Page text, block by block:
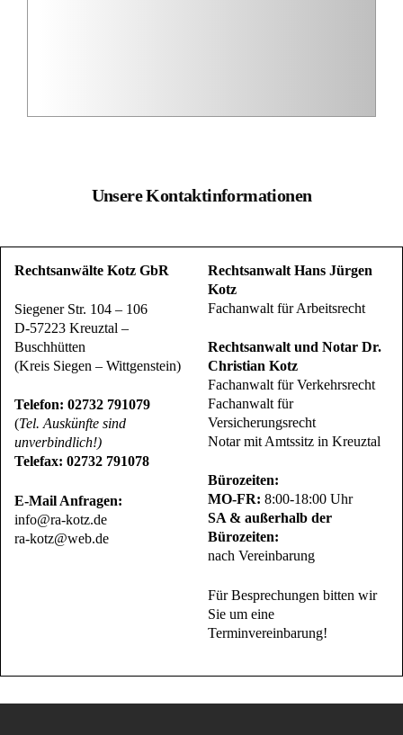
Unsere Kontaktinformationen
Rechtsanwälte Kotz GbR
Siegener Str. 104 – 106
D-57223 Kreuztal –
Buschhütten
(Kreis Siegen – Wittgenstein)
Telefon: 02732 791079
(Tel. Auskünfte sind
unverbindlich!)
Telefax: 02732 791078
E-Mail Anfragen:
info@ra-kotz.de
ra-kotz@web.de
Rechtsanwalt Hans Jürgen
Kotz
Fachanwalt für Arbeitsrecht
Rechtsanwalt und Notar Dr.
Christian Kotz
Fachanwalt für Verkehrsrecht
Fachanwalt für
Versicherungsrecht
Notar mit Amtssitz in Kreuztal
Bürozeiten:
MO-FR: 8:00-18:00 Uhr
SA & außerhalb der
Bürozeiten:
nach Vereinbarung
Für Besprechungen bitten wir
Sie um eine
Terminvereinbarung!